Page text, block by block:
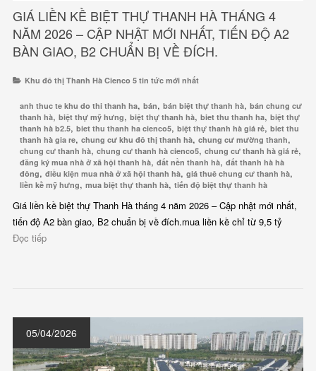
GIÁ LIỀN KỀ BIỆT THỰ THANH HÀ THÁNG 4
NĂM 2026 – CẬP NHẬT MỚI NHẤT, TIẾN ĐỘ A2
BÀN GIAO, B2 CHUẨN BỊ VỀ ĐÍCH.
Khu đô thị Thanh Hà Cienco 5 tin tức mới nhất
anh thuc te khu do thi thanh ha, bán, bán biệt thự thanh hà, bán chung cư
thanh hà, biệt thự mỹ hưng, biệt thự thanh hà, biet thu thanh ha, biệt thự
thanh hà b2.5, biet thu thanh ha cienco5, biệt thự thanh hà giá rẻ, biet thu
thanh hà gia re, chung cư khu đô thị thanh hà, chung cư mường thanh,
chung cư thanh hà, chung cư thanh hà cienco5, chung cư thanh hà giá rẻ,
đăng ký mua nhà ở xã hội thanh hà, đất nền thanh hà, đất thanh hà hà
đông, điều kiện mua nhà ở xã hội thanh hà, giá thuê chung cư thanh hà,
liền kề mỹ hưng, mua biệt thự thanh hà, tiến độ biệt thự thanh hà
Giá liền kề biệt thự Thanh Hà tháng 4 năm 2026 – Cập nhật mới nhất,
tiến độ A2 bàn giao, B2 chuẩn bị về đích.mua liền kề chỉ từ 9,5 tỷ
Đọc tiếp
05/04/2026